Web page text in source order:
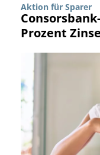
Aktion für Sparer
Prozent